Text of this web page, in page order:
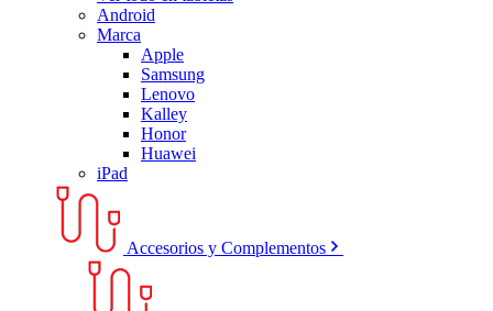
Android
Marca
Apple
Samsung
Lenovo
Kalley
Honor
Huawei
iPad
Accesorios y Complementos